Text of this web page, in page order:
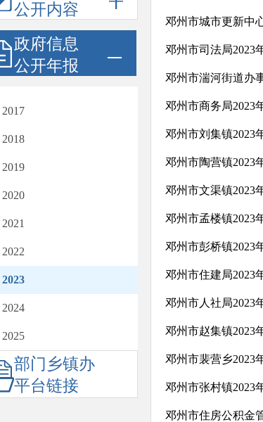
公开内容
政府信息
公开年报
2017
2018
2019
2020
2021
2022
2023
2024
2025
部门乡镇办
平台链接
邓州市城市更新中
邓州市司法局2023
邓州市湍河街道办
邓州市商务局2023
邓州市刘集镇2023
邓州市陶营镇2023
邓州市文渠镇2023
邓州市孟楼镇2023
邓州市彭桥镇2023
邓州市住建局2023
邓州市人社局2023
邓州市赵集镇2023
邓州市裴营乡2023
邓州市张村镇2023
邓州市住房公积金